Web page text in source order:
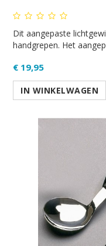
Dit aangepaste
handgrepen. Het
€ 19,95
IN WINKELWAGEN